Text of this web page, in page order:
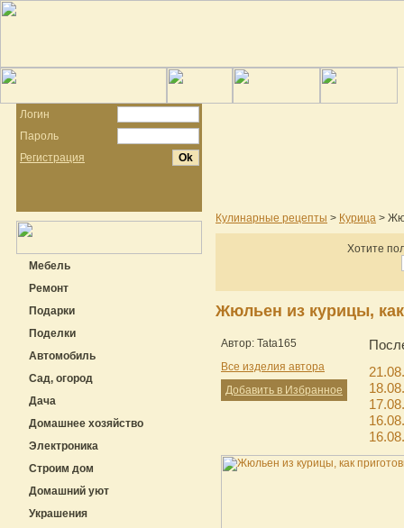
Логин
Пароль
Регистрация
Мебель
Ремонт
Подарки
Поделки
Автомобиль
Сад, огород
Дача
Домашнее хозяйство
Электроника
Строим дом
Домашний уют
Украшения
Кулинарные рецепты > Курица >
Хотите
Жюльен из курицы,
Автор: Tata165
Все изделия автора
Добавить в Избранное